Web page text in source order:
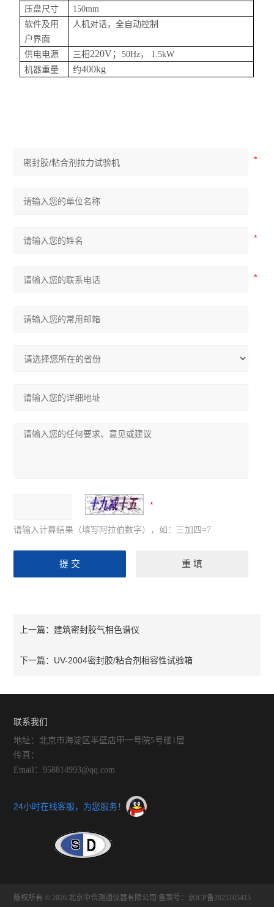
压盘尺寸
150mm
软件及用
户界面
人机对话，全自动控制
供电电源 三相220V；50Hz，
1.5kW
机器重量
约400kg
请输入计算结果（填写阿拉伯数字），如：三加四=7
上一篇： 建筑密封胶气相色谱仪
下一篇： UV-2004密封胶/粘合剂相容性试验箱
联系我们
地址：北京市海淀区半壁店甲一号院5号楼1层
传真：
Email：958814993@qq.com
24小时在线客服，为您服务！
版权所有 © 2026 北京中合测通仪器有限公司 备案号：京ICP备2025105415